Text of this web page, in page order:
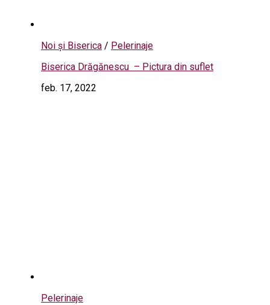
Noi și Biserica / Pelerinaje
Biserica Drăgănescu – Pictura din suflet
feb. 17, 2022
Pelerinaje